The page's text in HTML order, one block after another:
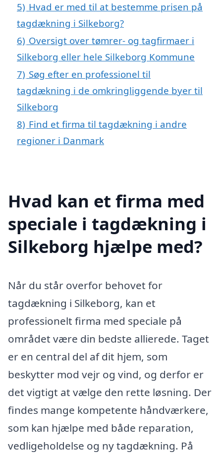
5) Hvad er med til at bestemme prisen på
tagdækning i Silkeborg?
6) Oversigt over tømrer- og tagfirmaer i
Silkeborg eller hele Silkeborg Kommune
7) Søg efter en professionel til
tagdækning i de omkringliggende byer til
Silkeborg
8) Find et firma til tagdækning i andre
regioner i Danmark
Hvad kan et firma med
speciale i tagdækning i
Silkeborg hjælpe med?
Når du står overfor behovet for
tagdækning i Silkeborg, kan et
professionelt firma med speciale på
området være din bedste allierede. Taget
er en central del af dit hjem, som
beskytter mod vejr og vind, og derfor er
det vigtigt at vælge den rette løsning. Der
findes mange kompetente håndværkere,
som kan hjælpe med både reparation,
vedligeholdelse og ny tagdækning. På